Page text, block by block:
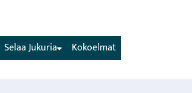
(current) Kokoelmat
Selaa Jukuria